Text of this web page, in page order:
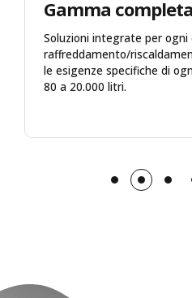
Qualità e
Test di laboratorio dei
internazionali e nel nostro
Ricerca e Sviluppo.